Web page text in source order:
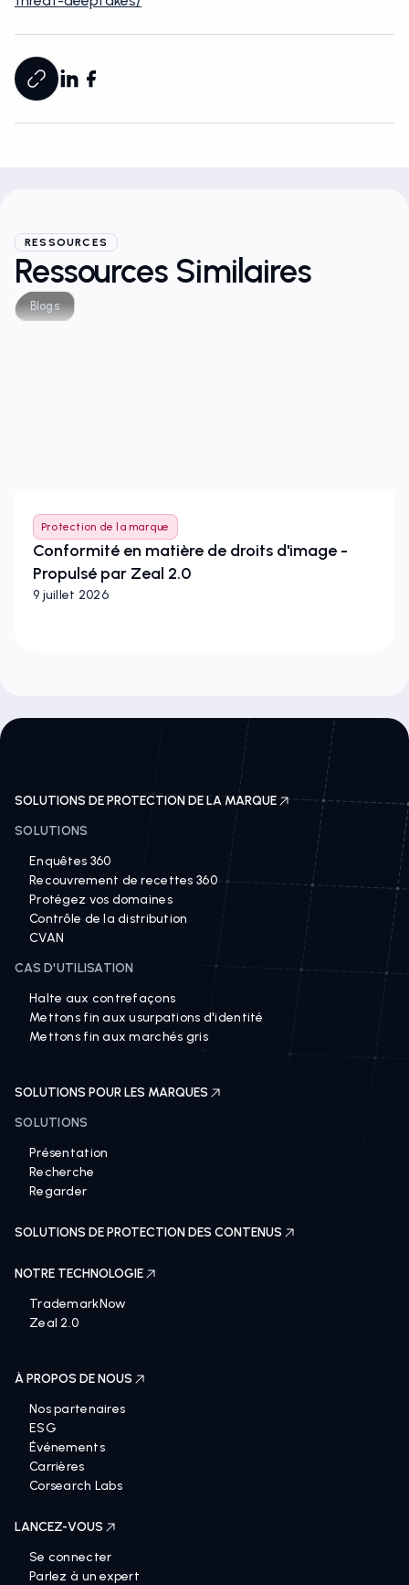
RESSOURCES
Ressources Similaires
Blogs
Protection de la marque
Conformité en matière de droits d'image -
Propulsé par Zeal 2.0
9 juillet 2026
SOLUTIONS DE PROTECTION DE LA MARQUE
SOLUTIONS
Enquêtes 360
Recouvrement de recettes 360
Protégez vos domaines
Contrôle de la distribution
CVAN
CAS D'UTILISATION
Halte aux contrefaçons
Mettons fin aux usurpations d'identité
Mettons fin aux marchés gris
SOLUTIONS POUR LES MARQUES
SOLUTIONS
Présentation
Recherche
Regarder
SOLUTIONS DE PROTECTION DES CONTENUS
NOTRE TECHNOLOGIE
TrademarkNow
Zeal 2.0
À PROPOS DE NOUS
Nos partenaires
ESG
Événements
Carrières
Corsearch Labs
LANCEZ-VOUS
Se connecter
Parlez à un expert